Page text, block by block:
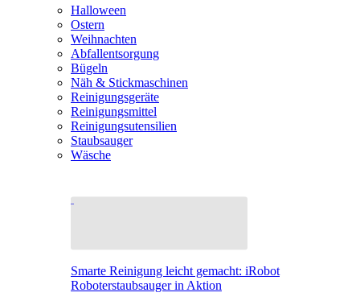
Halloween
Ostern
Weihnachten
Abfallentsorgung
Bügeln
Näh & Stickmaschinen
Reinigungsgeräte
Reinigungsmittel
Reinigungsutensilien
Staubsauger
Wäsche
Smarte Reinigung leicht gemacht: iRobot
Roboterstaubsauger in Aktion